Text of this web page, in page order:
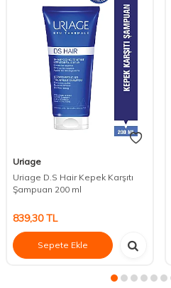
Uriage
Uriage D.S Hair Kepek Karşıtı
Şampuan 200 ml
839,30TL
Sepete Ekle